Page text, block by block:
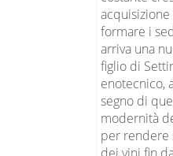
formare i
arriva una
figlio di
enotecnico,
segno di
modernità
per rendere
dei vini fin